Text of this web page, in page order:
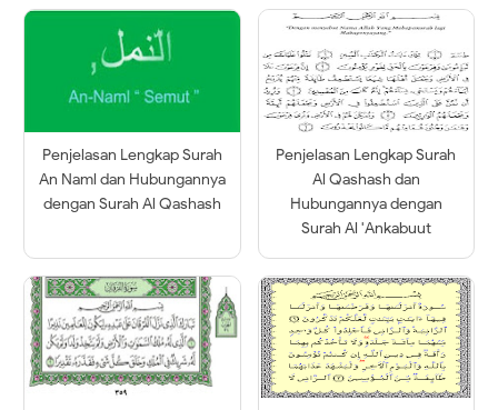
Penjelasan Lengkap Surah
An Naml dan Hubungannya
dengan Surah Al Qashash
Penjelasan Lengkap Surah
Al Qashash dan
Hubungannya dengan
Surah Al 'Ankabuut